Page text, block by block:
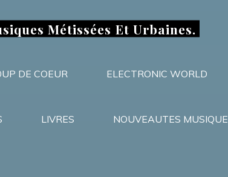
Métissées Et Urbaines.
DE COEUR ELECTRONIC WORLD
LIVRES NOUVEAUTES MUSIQUE